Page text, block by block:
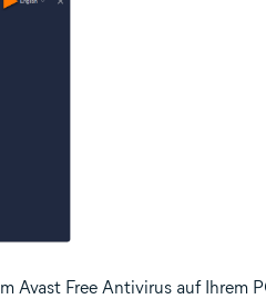
Avast Free Antivirus auf Ihrem